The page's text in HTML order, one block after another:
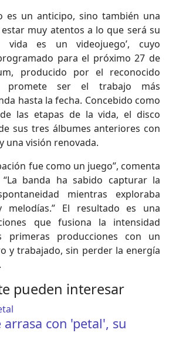
es un anticipo, sino también una
muy atentos a lo que será su
vida es un videojuego’, cuyo
para el próximo 27 de
producido por el reconocido
promete ser el trabajo más
hasta la fecha. Concebido como
las etapas de la vida, el disco
sus tres álbumes anteriores con
una visión renovada.
fue como un juego”, comenta
“La banda ha sabido capturar la
mientras exploraba
melodías.” El resultado es una
que fusiona la intensidad
primeras producciones con un
y trabajado, sin perder la energía
pueden interesar
con 'petal', su